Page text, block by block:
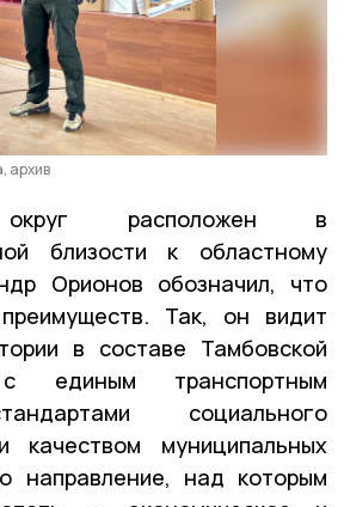
архив
округ расположен в
близости к областному
Орионов обозначил, что
Так, он видит
в составе Тамбовской
единым транспортным
социального
качеством муниципальных
направление, над которым